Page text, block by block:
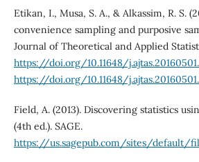
Etikan, I., Musa, S. A., & Alkassim, R. S.
convenience sampling and purposive
Journal of Theoretical and Applied
https://doi.org/10.11648/
https://doi.org/10.11648/
Field, A. (2013). Discovering statistics
(4th ed.). SAGE.
https://us.sagepub.com/sites/default/